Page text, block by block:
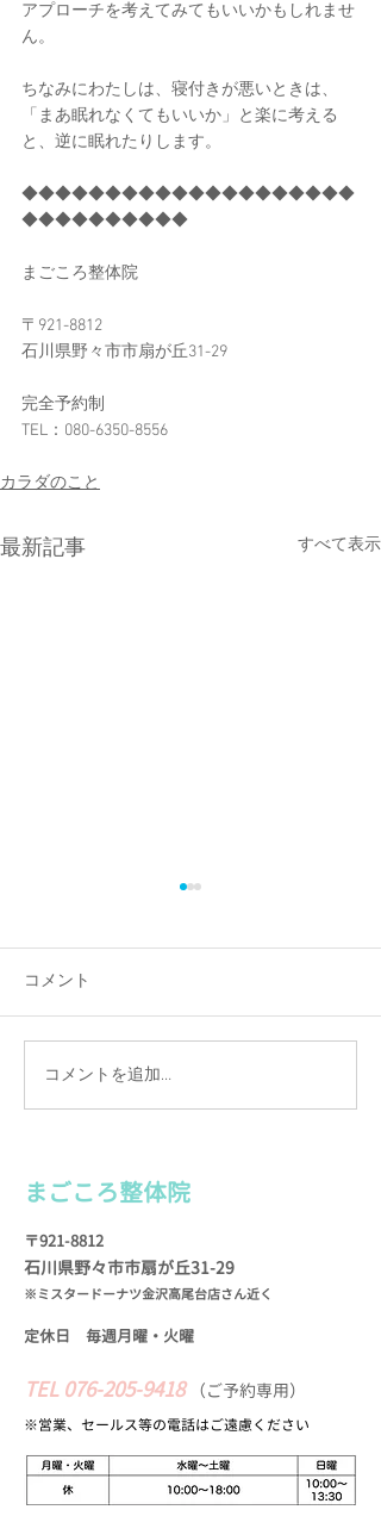
アプローチを考えてみてもいいかもしれませ
ん。
ちなみにわたしは、寝付きが悪いときは、
「まあ眠れなくてもいいか」と楽に考える
と、逆に眠れたりします。
◆◆◆◆◆◆◆◆◆◆◆◆◆◆◆◆◆◆◆◆
◆◆◆◆◆◆◆◆◆◆
まごころ整体院
〒921-8812
石川県野々市市扇が丘31-29
完全予約制
TEL：080-6350-8556​
カラダのこと
最新記事 すべて表示
カルテは手書きの理由
（わけ）
コメント
コメントを追加…
まごころ整体院
〒921-8812
石川県野々市市扇が丘31-29
※ミスタードーナツ金沢高尾台店さん近く
定休日 毎週月曜・火曜
TEL 076-205-9418​ （ご予約専用）
※営業、セールス等の​電話はご遠慮ください